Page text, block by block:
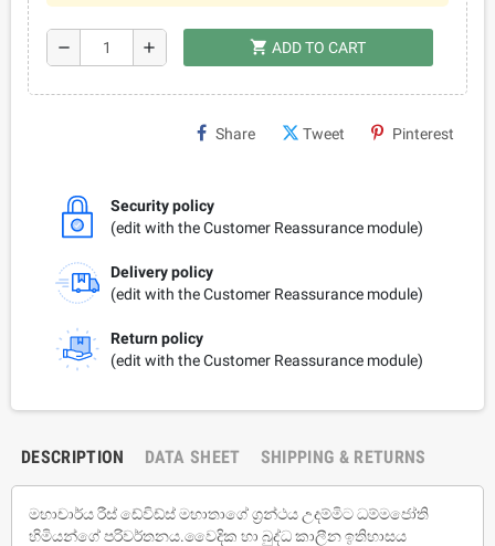
remove add shopping_cart ADD TO CART
Share Tweet Pinterest
Security policy
(edit with the Customer Reassurance module)
Delivery policy
(edit with the Customer Reassurance module)
Return policy
(edit with the Customer Reassurance module)
DESCRIPTION DATA SHEET SHIPPING & RETURNS
මහාචාර්ය රීස් ඩේවිඩ්ස් මහාතාගේ ග්‍රන්ථය උදම්මිට ධම්මජෝති
හිමියන්ගේ පරිවර්තනය.වෛදික හා බුද්ධ කාලීන ඉතිහාසය